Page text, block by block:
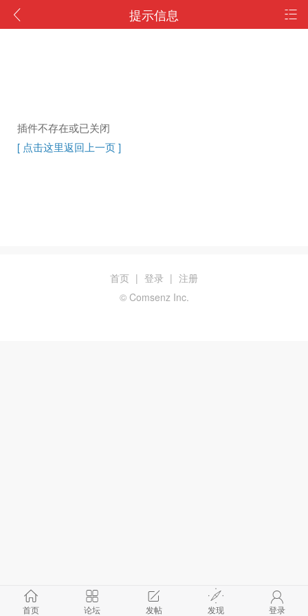
提示信息
插件不存在或已关闭
[ 点击这里返回上一页 ]
首页 论坛 发帖 发现 登录
首页 | 登录 | 注册
© Comsenz Inc.